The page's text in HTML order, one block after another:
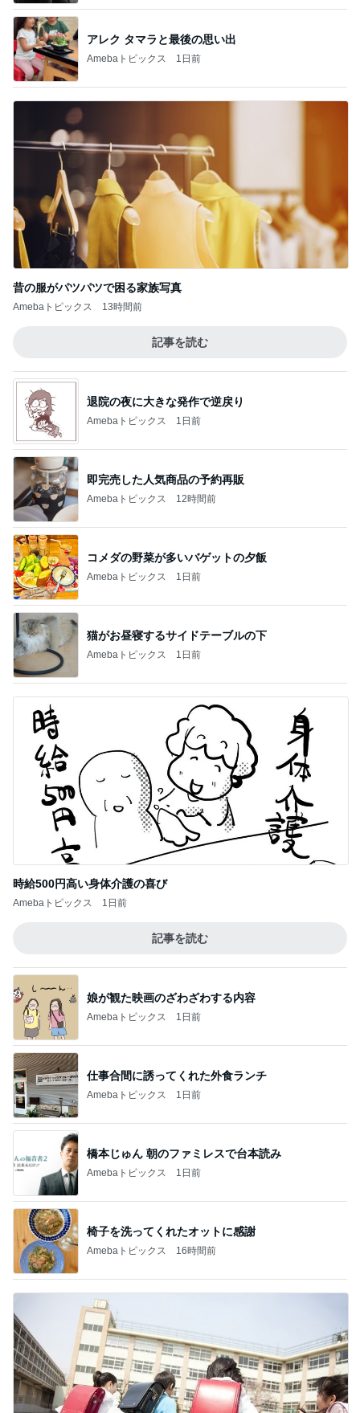
アレク タマラと最後の思い出
Amebaトピックス 1日前
昔の服がパツパツで困る家族写真
Amebaトピックス 13時間前
記事を読む
退院の夜に大きな発作で逆戻り
Amebaトピックス 1日前
即完売した人気商品の予約再販
Amebaトピックス 12時間前
コメダの野菜が多いバゲットの夕飯
Amebaトピックス 1日前
猫がお昼寝するサイドテーブルの下
Amebaトピックス 1日前
時給500円高い身体介護の喜び
Amebaトピックス 1日前
記事を読む
娘が観た映画のざわざわする内容
Amebaトピックス 1日前
仕事合間に誘ってくれた外食ランチ
Amebaトピックス 1日前
橋本じゅん 朝のファミレスで台本読み
Amebaトピックス 1日前
椅子を洗ってくれたオットに感謝
Amebaトピックス 16時間前